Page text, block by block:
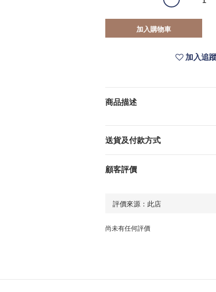
加入購物車
加入追
商品描述
送貨及付款方式
顧客評價
尚未有任何評價